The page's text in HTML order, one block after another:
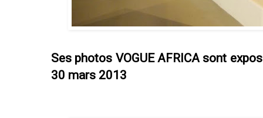
Ses photos VOGUE AFRICA sont
30 mars 2013